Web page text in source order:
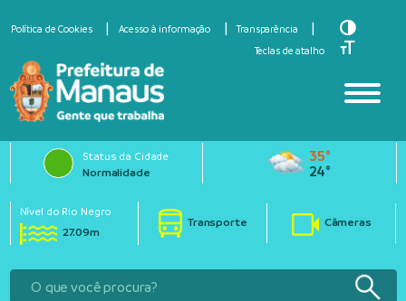
Política de Cookies Acesso à informação
Transparência
Teclas de atalho
Toggle
Toggle
Status da Cidade
Normalidade
35°
24°
Nível do Rio Negro
27.09m
Transporte Câmeras